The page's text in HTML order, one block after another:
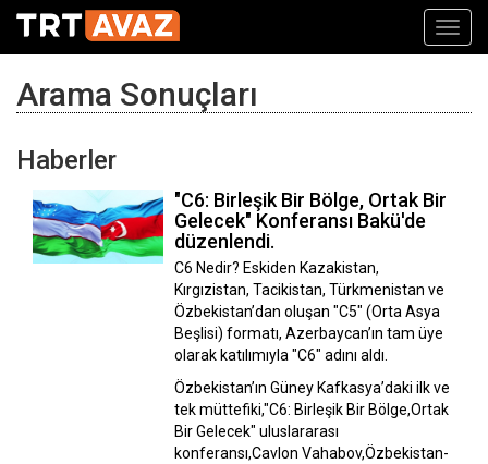
Arama Sonuçları
Haberler
"C6: Birleşik Bir Bölge, Ortak Bir
Gelecek" Konferansı Bakü'de
düzenlendi.
C6 Nedir? Eskiden Kazakistan,
Kırgızistan, Tacikistan, Türkmenistan ve
Özbekistan’dan oluşan "C5" (Orta Asya
Beşlisi) formatı, Azerbaycan’ın tam üye
olarak katılımıyla "C6" adını aldı.
Özbekistan’ın Güney Kafkasya’daki ilk ve
tek müttefiki,"C6: Birleşik Bir Bölge,Ortak
Bir Gelecek" uluslararası
konferansı,Cavlon Vahabov,Özbekistan-